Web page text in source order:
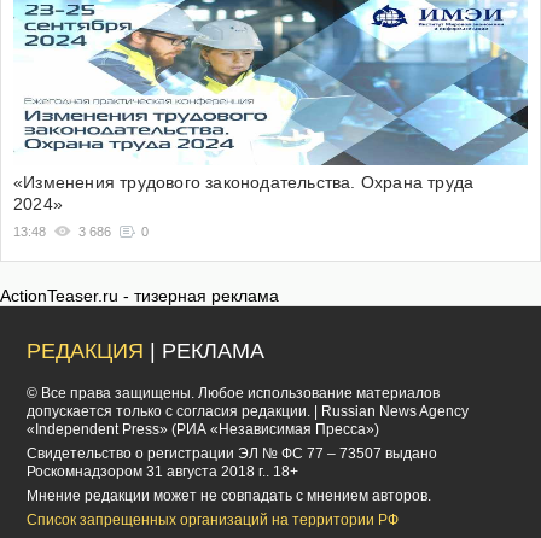
«Изменения трудового законодательства. Охрана труда
2024»
13:48 3 686 0
ActionTeaser.ru - тизерная реклама
РЕДАКЦИЯ | РЕКЛАМА
© Все права защищены. Любое использование материалов
допускается только с согласия редакции. | Russian News Agency
«Independent Press» (РИА «Независимая Пресса»)
Cвидетельство о регистрации ЭЛ № ФС 77 – 73507 выдано
Роскомнадзором 31 августа 2018 г.. 18+
Мнение редакции может не совпадать с мнением авторов.
Список запрещенных организаций на территории РФ